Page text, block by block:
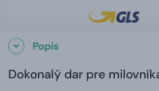
Popis
Dokonalý dar pre